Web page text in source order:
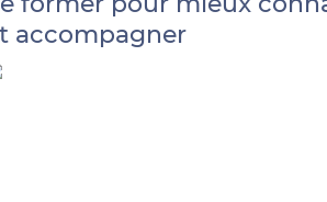
accompagner